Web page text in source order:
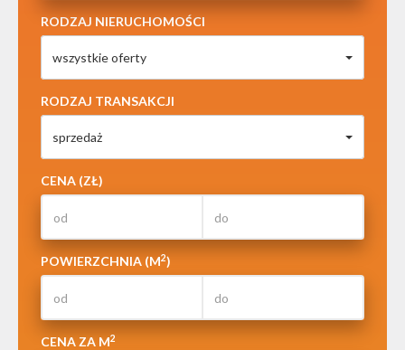
RODZAJ NIERUCHOMOŚCI
wszystkie oferty
RODZAJ TRANSAKCJI
sprzedaż
CENA (ZŁ)
POWIERZCHNIA (M2)
CENA ZA M2